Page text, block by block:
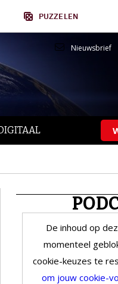
PUZZELEN
Nieuwsbrief
De inhoud op
momenteel
cookie-keuzes te
om jouw cookie-